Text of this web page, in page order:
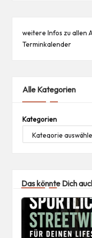
weitere Infos zu allen
Terminkalender
Alle Kategorien
Kategorien
Das könnte Dich